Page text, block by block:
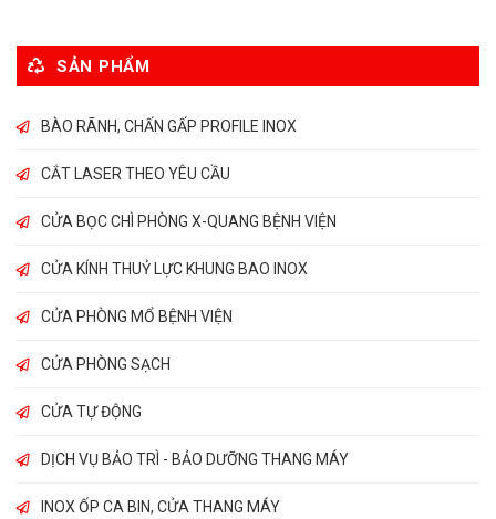
SẢN PHẨM
BÀO RÃNH, CHẤN GẤP PROFILE INOX
CẮT LASER THEO YÊU CẦU
CỬA BỌC CHÌ PHÒNG X-QUANG BỆNH VIỆN
CỬA KÍNH THUỶ LỰC KHUNG BAO INOX
CỬA PHÒNG MỔ BỆNH VIỆN
CỬA PHÒNG SẠCH
CỬA TỰ ĐỘNG
DỊCH VỤ BẢO TRÌ - BẢO DƯỠNG THANG MÁY
INOX ỐP CA BIN, CỬA THANG MÁY